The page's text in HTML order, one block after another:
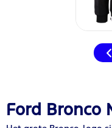
Ford Bronco